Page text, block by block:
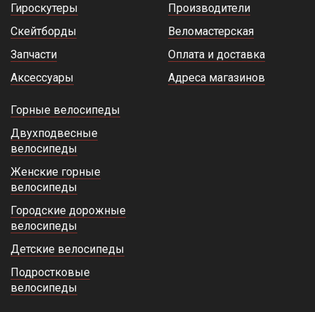
Гироскутеры
Скейтборды
Запчасти
Аксессуары
Производители
Веломастерская
Оплата и доставка
Адреса магазинов
Горные велосипеды
Двухподвесные
велосипеды
Женские горные
велосипеды
Городские дорожные
велосипеды
Детские велосипеды
Подростковые
велосипеды